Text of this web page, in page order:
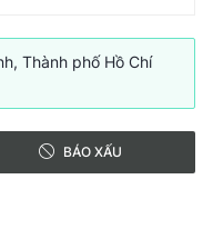
Thành phố Hồ Chí
BÁO XẤU